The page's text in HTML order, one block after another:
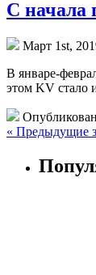
С начала
Март 1st,
В янвaрe-
этом KV стало
« Предыдущие